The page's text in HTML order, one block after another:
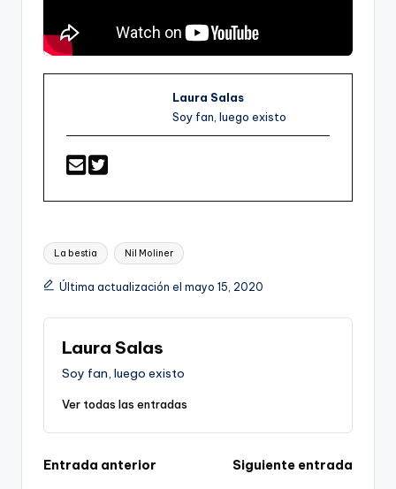
Laura Salas
Soy fan, luego existo
Etiquetas:
La bestia Nil Moliner
Última actualización el mayo 15, 2020
Laura Salas
Soy fan, luego existo
Ver todas las entradas
Navegación
Entrada anterior
Siguiente entrada